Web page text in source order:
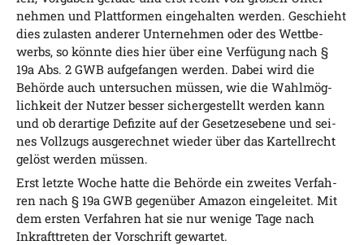
neh­men und Platt­for­men ein­ge­hal­ten wer­den. Geschieht
dies zulas­ten ande­rer Unter­neh­men oder des Wett­be­
werbs, so könn­te dies hier über eine Ver­fü­gung nach §
19a Abs. 2 GWB auf­ge­fan­gen wer­den. Dabei wird die
Behör­de auch unter­su­chen müs­sen, wie die Wahl­mög­
lich­keit der Nut­zer bes­ser sicher­ge­stellt wer­den kann
und ob der­ar­ti­ge Defi­zi­te auf der Geset­zes­ebe­ne und sei­
nes Voll­zugs aus­ge­rech­net wie­der über das Kar­tell­recht
gelöst wer­den müssen.
Erst letz­te Woche hat­te die Behör­de ein zwei­tes Ver­fah­
ren nach § 19a GWB gegen­über Ama­zon ein­ge­lei­tet. Mit
dem ers­ten Ver­fah­ren hat sie nur weni­ge Tage nach
Inkraft­tre­ten der Vor­schrift gewartet.